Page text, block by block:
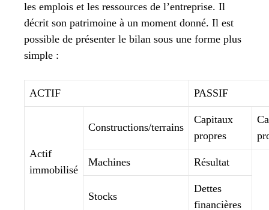
les emplois et les ressources de l’entreprise. Il
décrit son patrimoine à un moment donné. Il est
possible de présenter le bilan sous une forme plus
simple :
ACTIF PASSIF
Actif
immobilisé
Constructions/terrains
Capitaux
propres
Machines Résultat
Stocks
Dettes
financières